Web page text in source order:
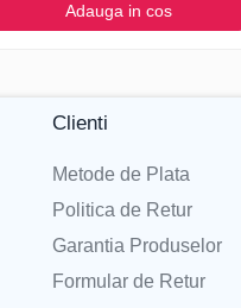
Adauga in cos
Clienti
Metode de Plata
Politica de Retur
Garantia Produselor
Formular de Retur